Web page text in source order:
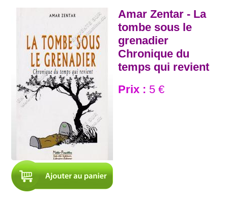
Amar Zentar - La
tombe sous le
grenadier
Chronique du
temps qui revient
Prix : 5 €